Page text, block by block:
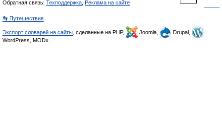
Обратная связь: Техподдержка Реклама на сайте
👣 Путешествия
Экспорт словарей на сайты , сделанные на PHP, Joomla,
Drupal,
WordPress, MODx.